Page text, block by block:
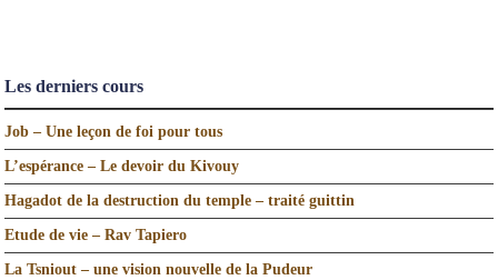
Les derniers cours
Job – Une leçon de foi pour tous
L’espérance – Le devoir du Kivouy
Hagadot de la destruction du temple – traité guittin
Etude de vie – Rav Tapiero
La Tsniout – une vision nouvelle de la Pudeur